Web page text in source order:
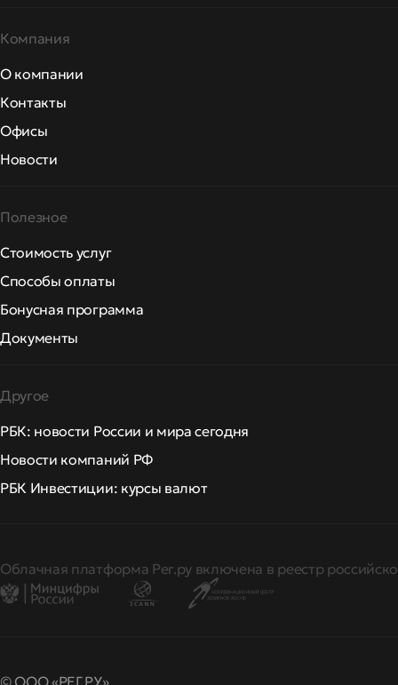
Компания
О компании
Контакты
Офисы
Новости
Полезное
Стоимость услуг
Способы оплаты
Бонусная программа
Документы
Другое
РБК: новости России и мира сегодня
Новости компаний РФ
РБК Инвестиции: курсы валют
Облачная платформа Рег.ру включена в реестр
© ООО «РЕГ.РУ»